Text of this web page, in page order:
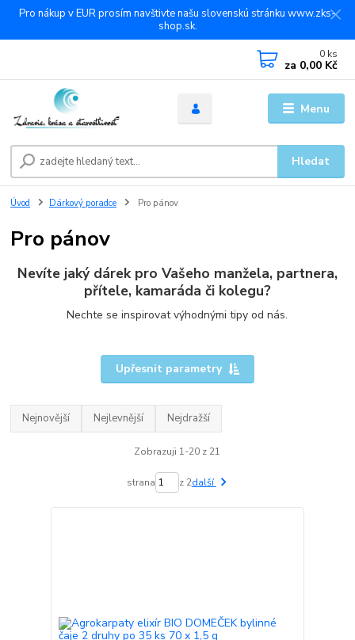
Pro nákup v EUR prosím navštivte našu slovenskú stránku www.zks-
shop.sk.
Menu
Hledat
0 ks
za 0,00 Kč
Úvod Dárkový poradce Pro pánov
Pro pánov
Nevíte jaký dárek pro Vašeho manžela, partnera,
přítele, kamaráda či kolegu?
Nechte se inspirovat výhodnými tipy od nás.
Upřesnit parametry
Nejnovější Nejlevnější Nejdražší
Zobrazuji 1-20 z 21
strana z 2další